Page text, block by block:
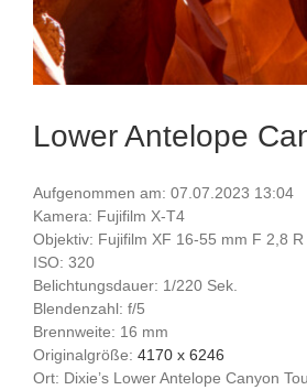
Lower Antelope
Aufgenommen am: 07.07.2023 13:04
Kamera: Fujifilm X-T4
Objektiv: Fujifilm XF 16-55 mm F 2,8 R
ISO: 320
Belichtungsdauer: 1/220 Sek.
Blendenzahl: f/5
Brennweite: 16 mm
Originalgröße: 4170 x 6246
Ort: Dixie’s Lower Antelope Canyon